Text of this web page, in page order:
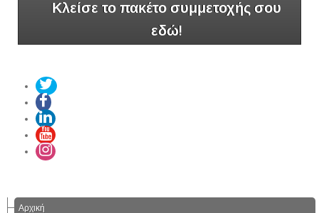
Κλείσε το πακέτο συμμετοχής σου
εδώ!
Αρχική